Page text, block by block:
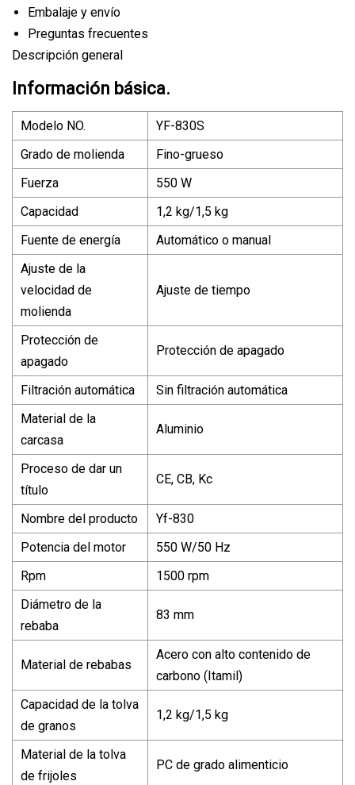
Embalaje y envío
Preguntas frecuentes
Descripción general
Información básica.
Modelo NO.
YF-830S
Grado de molienda
Fino-grueso
Fuerza
550 W
Capacidad
1,2 kg/1,5 kg
Fuente de energía
Automático o manual
Ajuste de la
velocidad de
molienda
Ajuste de tiempo
Protección de
apagado
Protección de apagado
Filtración automática
Sin filtración automática
Material de la
carcasa
Aluminio
Proceso de dar un
título
CE, CB, Kc
Nombre del producto
Yf-830
Potencia del motor
550 W/50 Hz
Rpm
1500 rpm
Diámetro de la
rebaba
83 mm
Material de rebabas
Acero con alto contenido de
carbono (Itamil)
Capacidad de la tolva
de granos
1,2 kg/1,5 kg
Material de la tolva
de frijoles
PC de grado alimenticio